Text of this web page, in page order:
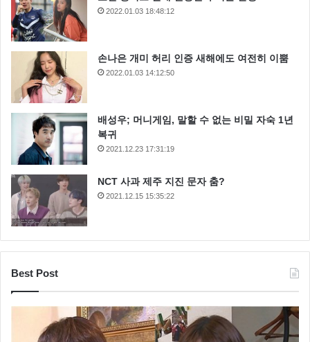
2022.01.03 18:48:12
손나은 개미 허리 인증 새해에도 여전히 이뿜
2022.01.03 14:12:50
배성우; 머니게임, 말할 수 없는 비밀 자숙 1년
복귀
2021.12.23 17:31:19
NCT 사과 제주 지진 문자 춤?
2021.12.15 15:35:22
Best Post